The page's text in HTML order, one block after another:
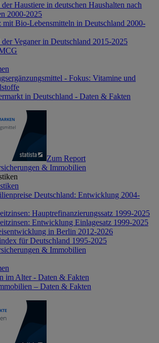
Haustiere in deutschen Haushalten nach
2000-2025
mit Bio-Lebensmitteln in Deutschland 2000-
Veganer in Deutschland 2015-2025
- Fokus: Vitamine und
in Deutschland - Daten & Fakten
Zum Report
& Immobilien
Deutschland: Entwicklung 2004-
Hauptrefinanzierungssatz 1999-2025
Entwicklung Einlagesatz 1999-2025
in Berlin 2012-2026
für Deutschland 1995-2025
& Immobilien
im Alter - Daten & Fakten
– Daten & Fakten